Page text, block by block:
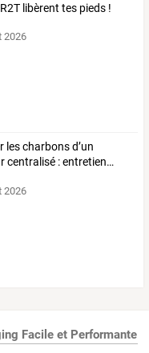
libèrent tes pieds !
2026
lescharbonsd’un
centralisé :entretien…
2026
Facile et Performante